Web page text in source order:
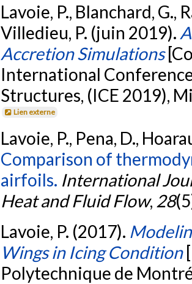
Lavoie, P., Blanchard, G.,
Villedieu, P. (juin 2019).
Accretion Simulations
International
Structures, (ICE 2019),
Lien externe
Lavoie, P., Pena, D.,
Comparison of
airfoils. International
Heat and Fluid Flow, 28
Lavoie, P. (2017).
Wings in Icing Condition
Polytechnique de